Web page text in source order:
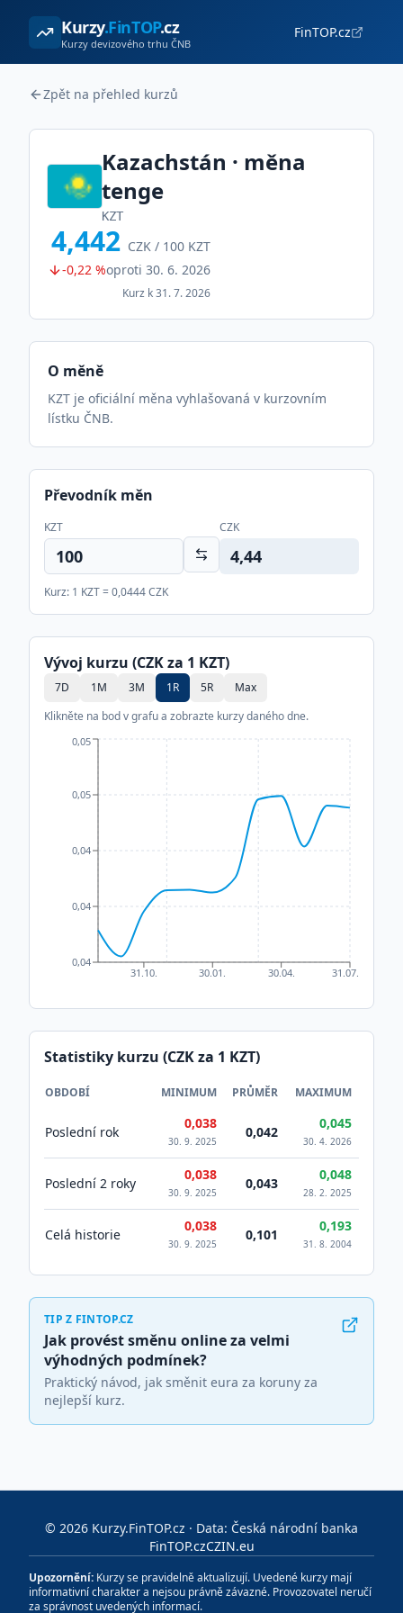
Kurzy.FinTOP.cz
Kurzy devizového trhu ČNB
FinTOP.cz
Zpět na přehled kurzů
Kazachstán · měna
tenge
KZT
4,442 CZK / 100 KZT
-0,22 %oproti 30. 6. 2026
Kurz k31. 7. 2026
O měně
KZT je oficiální měna vyhlašovaná v kurzovním
lístku ČNB.
Převodník měn
KZT CZK
4,44
Kurz: 1 KZT=0,0444CZK
Vývoj kurzu (CZK za 1 KZT)
7D 1M 3M 1R 5R
Max
Klikněte na bod v grafu a zobrazte kurzy daného dne.
31.10. 30.01. 30.04. 31.07.
0,04
0,04
0,04
0,05
0,05
Statistiky kurzu (CZK za 1 KZT)
OBDOBÍ MINIMUM PRŮMĚR MAXIMUM
Poslední rok
0,038
30. 9. 2025
0,042
0,045
30. 4. 2026
Poslední 2 roky
0,038
30. 9. 2025
0,043
0,048
28. 2. 2025
Celá historie
0,038
30. 9. 2025
0,101
0,193
31. 8. 2004
TIP Z FINTOP.CZ
Jak provést směnu online za velmi
výhodných podmínek?
Praktický návod, jak směnit eura za koruny za
nejlepší kurz.
© 2026 Kurzy.FinTOP.cz · Data: Česká národní banka
FinTOP.czCZIN.eu
Upozornění: Kurzy se pravidelně aktualizují. Uvedené kurzy mají
informativní charakter a nejsou právně závazné. Provozovatel neručí
za správnost uvedených informací.